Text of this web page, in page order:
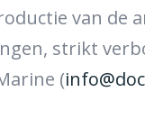
van de
strikt
(